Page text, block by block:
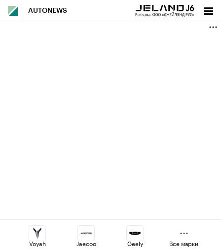
AUTONEWS
Voyah Jaecoo Geely Все марки